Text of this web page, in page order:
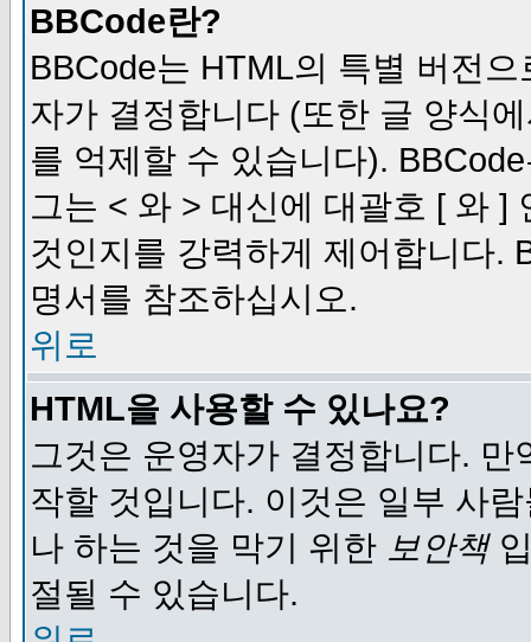
BBCode란?
BBCode는 HTML의 특별 버전
자가 결정합니다 (또한 글 양식
를 억제할 수 있습니다).
그는 < 와 > 대신에 대괄호 [ 와 ]
것인지를 강력하게 제어합니다.
명서를 참조하십시오.
위로
HTML을 사용할 수 있나요?
그것은 운영자가 결정합니다.
작할 것입니다. 이것은 일부 사
나 하는 것을 막기 위한 보안책
절될 수 있습니다.